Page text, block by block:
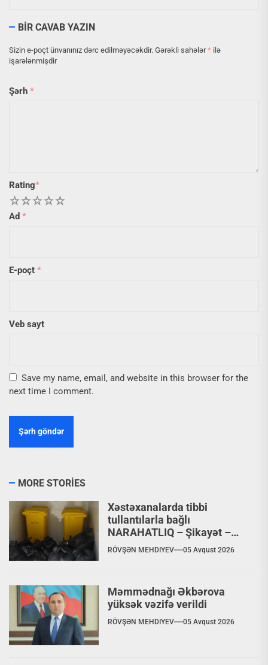
BIR CAVAB YAZIN
Sizin e-poçt ünvanınız dərc edilməyəcəkdir. Gərəkli sahələr* ilə
işarələnmişdir
Şərh *
Rating*
5
4
3
2
Ad *
E-poçt *
Veb sayt
Save my name, email, and website in this browser for the
next time I comment.
MORE STORIES
Xəstəxanalarda tibbi
tullantılarla bağlı
NARAHATLIQ – Şikayət –
VİDEO
RÖVŞƏN MEHDIYEV 05 Avqust 2026
Məmmədnağı Əkbərova
yüksək vəzifə verildi
RÖVŞƏN MEHDIYEV 05 Avqust 2026